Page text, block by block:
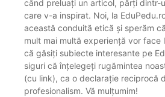
când preluați un articol, părți dintr-
care v-a inspirat. Noi, la
această conduită etică și sperăm
mult mai multă experiență vor face
că găsiți subiecte interesante pe
siguri că înțelegeți rugămintea
(cu link), ca o declarație reciprocă
profesionalism. Vă mulțumim!